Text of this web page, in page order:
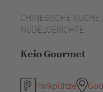
CHINESISCHE
NUDELGERICHTE
Keio Gourmet
Parkplätze